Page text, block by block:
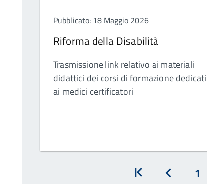
Pubblicato: 18 Maggio 2026
Riforma della Disabilità
Trasmissione link relativo ai materiali
didattici dei corsi di formazione dedicati
ai medici certificatori
1